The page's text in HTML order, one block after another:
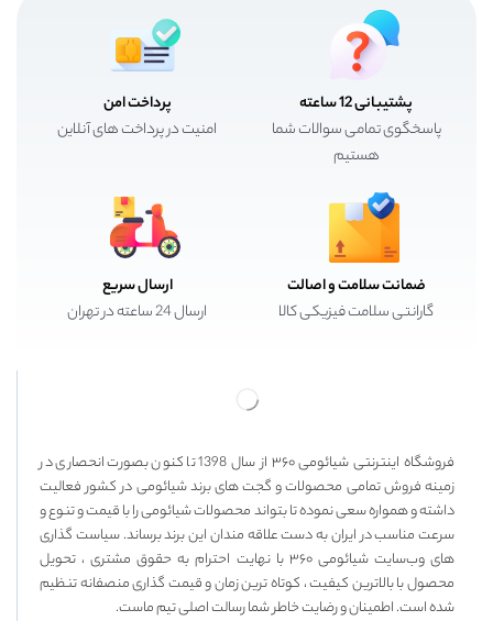
پشتیبانی 12 ساعته
پاسخگوی تمامی سوالات شما
هستیم
پرداخت امن
امنیت در پرداخت های آنلاین
ضمانت سلامت و اصالت
گارانتی سلامت فیزیکی کالا
ارسال سریع
ارسال 24 ساعته در تهران
فروشگاه اینترنتی شیائومی ۳۶۰ از سال 1398 تا کنون بصورت انحصاری در
زمینه فروش تمامی محصولات و گجت های برند شیائومی در کشور فعالیت
داشته و همواره سعی نموده تا بتواند محصولات شیائومی را با قیمت و تنوع و
سرعت مناسب در ایران به دست علاقه مندان این برند برساند. سیاست گذاری
های وب‌سایت شیائومی ۳۶۰ با نهایت احترام به حقوق مشتری ، تحویل
محصول با بالاترین کیفیت ، کوتاه ترین زمان و قیمت گذاری منصفانه تنظیم
شده است. اطمینان و رضایت خاطر شما رسالت اصلی تیم ماست.